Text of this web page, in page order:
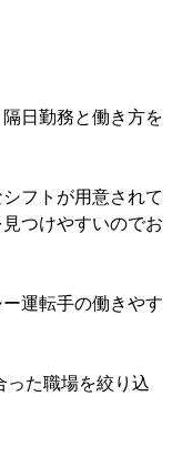
日勤務と働き方を
フトが用意されて
つけやすいのでお
運転手の働きやす
った職場を絞り込